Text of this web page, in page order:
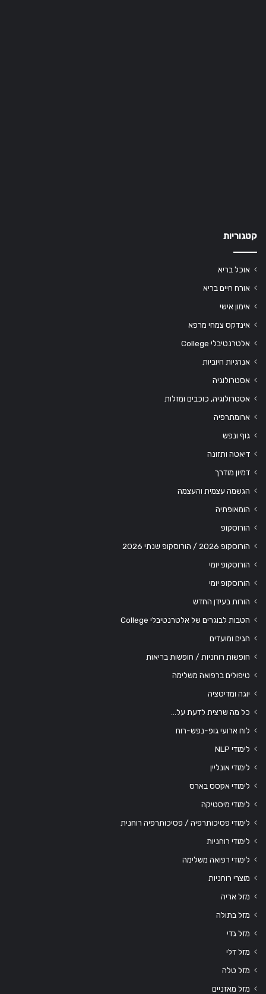
קטגוריות
אוכל בריא
אורח חיים בריא
אימון אישי
אינדקס צמחי מרפא
אלטרנטיבלי College
אנרגיות חיוביות
אסטרולוגיה
אסטרולוגיה, כוכבים ומזלות
ארומתרפיה
גוף ונפש
דיאטה ותזונה
דמיון מודרך
הגשמה עצמית והעצמה
הומאופתיה
הורוסקופ
הורוסקופ 2026 / הורוסקופ שנתי 2026
הורוסקופ יומי
הורוסקופ יומי
הורות בעידן החדש
הטבות לבוגרים של אלטרנטיבלי College
חגים ומועדים
חופשות רוחניות / חופשות בריאות
טיפולים ברפואה משלימה
יוגה ומדיטציה
כל מה שרצית לדעת על…
לוח ארועי גופ-נפש-רוח
לימודי NLP
לימודי אונליין
לימודי אקסס בארס
לימודי מיסטיקה
לימודי פסיכותרפיה / פסיכותרפיה רוחנית
לימודי רוחניות
לימודי רפואה משלימה
מוצרי רוחניות
מזל אריה
מזל בתולה
מזל גדי
מזל דלי
מזל טלה
מזל מאזניים